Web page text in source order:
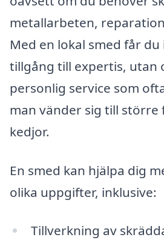
metallarbeten,
Med en lokal smed får
tillgång till expertis, utan
personlig service som
man vänder sig till
kedjor.
En smed kan hjälpa dig
olika uppgifter, inklusive:
Tillverkning av